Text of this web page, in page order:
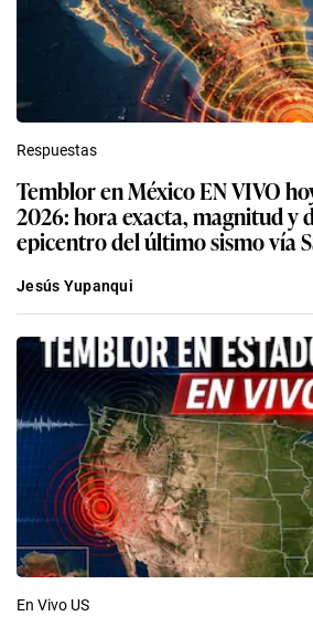
Respuestas
Temblor en México EN VIVO
2026: hora exacta, magnitud y
epicentro del último sismo vía
Jesús Yupanqui
En Vivo US